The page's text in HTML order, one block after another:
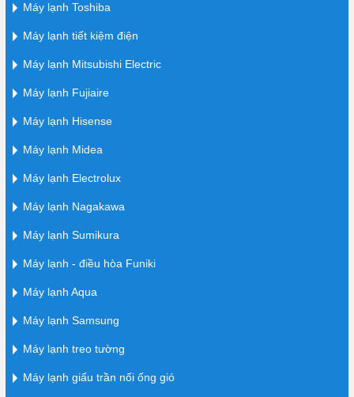
Máy lạnh Toshiba
Máy lạnh tiết kiệm điện
Máy lạnh Mitsubishi Electric
Máy lạnh Fujiaire
Máy lạnh Hisense
Máy lạnh Midea
Máy lạnh Electrolux
Máy lạnh Nagakawa
Máy lạnh Sumikura
Máy lạnh - điều hòa Funiki
Máy lạnh Aqua
Máy lạnh Samsung
Máy lạnh treo tường
Máy lạnh giấu trần nối ống gió